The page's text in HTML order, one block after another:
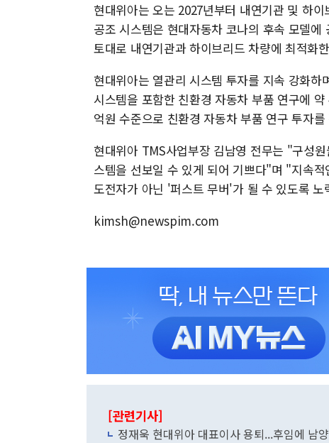
현대위아는 오는 2027년부터 내연기관 및 하
공조 시스템은 현대자동차 코나의 후속 모델
토대로 내연기관과 하이브리드 차량에 최적화
현대위아는 열관리 시스템 투자를 지속 강화
시스템을 포함한 친환경 자동차 부품 연구에
억원 수준으로 친환경 자동차 부품 연구 투자
현대위아 TMS사업부장 김남영 전무는 "구성
스템을 선보일 수 있게 되어 기쁘다"며 "지속
도전자가 아닌 '퍼스트 무버'가 될 수 있도록
kimsh@newspim.com
[관련기사]
정재욱 현대위아 대표이사 용퇴...후임에 남